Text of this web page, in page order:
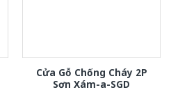
Cửa Gỗ Chống Cháy 2P
Sơn Xám-a-SGD